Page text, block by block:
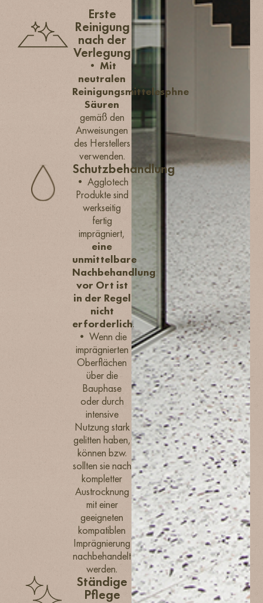
Erste
Reinigung
nach der
Verlegung
•Mit
neutralen
Reinigungsmittelesphne
Säuren
gemäß den
Anweisungen
des Herstellers
verwenden.
Schutzbehandlung
• Agglotech
Produkte sind
werkseitig
fertig
imprägniert,
eine
unmittelbare
Nachbehandlung
vor Ort ist
in der Regel
nicht
erforderlich.
• Wenn die
imprägnierten
Oberflächen
über die
Bauphase
oder durch
intensive
Nutzung stark
gelitten haben,
können bzw.
sollten sie nach
kompletter
Austrocknung
mit einer
geeigneten
kompatiblen
Imprägnierung
nachbehandelt
werden.
Ständige
Pflege